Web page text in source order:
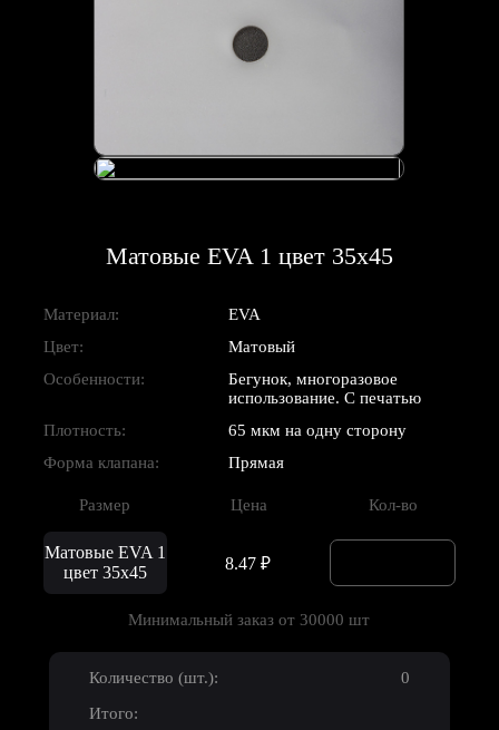
Матовые EVA 1 цвет 35x45
Материал:
EVA
Цвет:
Матовый
Особенности:
Бегунок, многоразовое
использование. С печатью
Плотность:
65 мкм на одну сторону
Форма клапана:
Прямая
Размер Цена Кол-во
Матовые EVA 1
цвет 35x45
8.47 ₽
Количество (шт.):
0
Итого:
Минимальный заказ от 30000 шт